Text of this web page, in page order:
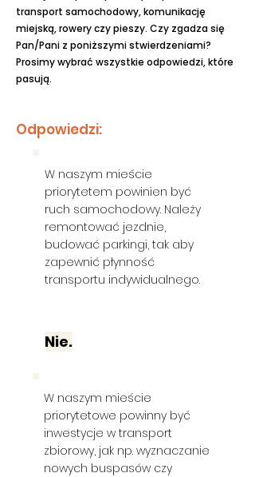
transport samochodowy, komunikację
miejską, rowery czy pieszy. Czy zgadza się
Pan/Pani z poniższymi stwierdzeniami?
Prosimy wybrać wszystkie odpowiedzi, które
pasują.
Odpowiedzi:
W naszym mieście
priorytetem powinien być
ruch samochodowy. Należy
remontować jezdnie,
budować parkingi, tak aby
zapewnić płynność
transportu indywidualnego.
Nie.
W naszym mieście
priorytetowe powinny być
inwestycje w transport
zbiorowy, jak np. wyznaczanie
nowych buspasów czy